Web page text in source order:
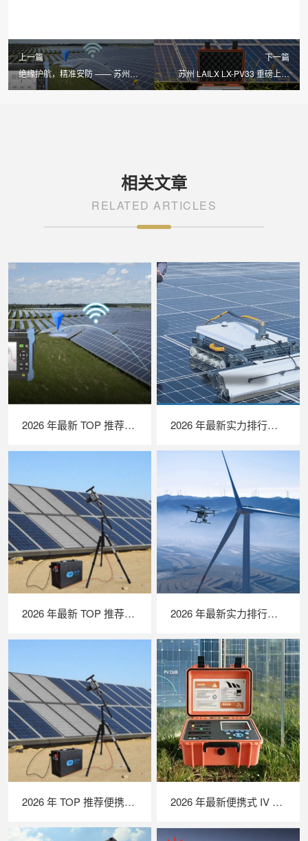
上一篇
绝缘护航，精准安防 —— 苏州
LAILX LXH601 绝缘接地综合测试
下一篇
苏州 LAILX LX-PV33 重磅上市
2000V/40A 高精度检测引领光伏
相关文章
RELATED ARTICLES
2026 年最新 TOP 推荐｜绝缘接地综合测试仪实力排行，LAILX LXH601 深度测评 2026 年最新实力排行｜光伏清洗机器人 TOP 推荐，LAILX LX‑H403 深度解析
2026 年最新 TOP 推荐｜便携式 EL 检测仪实力排行，LAILX LXG50 深度测评 2026 年最新实力排行｜无人机 EL 检测系统 TOP 推荐，LAILX LXH210 深度解析
2026 年 TOP 推荐便携式 EL 检测仪｜行业实力品牌深度测评 2026 年最新便携式 IV 测试仪实力排行｜深度解析光伏户外性能检测优选设备